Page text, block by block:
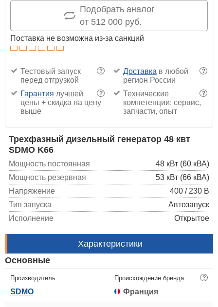
Подобрать аналог
от 512 000 руб.
Поставка не возможна из-за санкций
?
Тестовый запуск
перед отгрузкой
?
Доставка в любой
регион России
?
Гарантия лучшей
цены + скидка на цену
выше
?
Технические
компетенции: сервис,
запчасти, опыт
Трехфазный дизельный генератор 48 квт
SDMO K66
Мощность постоянная
48 кВт (60 кВА)
Мощность резервная
53 кВт (66 кВА)
Напряжение
400 / 230 В
Тип запуска
Автозапуск
Исполнение
Открытое
Характеристики
Основные
Производитель:
SDMO
Происхождение бренда: ?
Франция